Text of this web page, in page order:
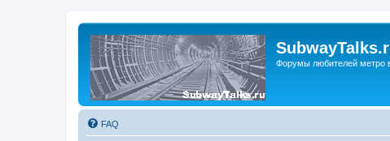
Форумы любителей метро
FAQ